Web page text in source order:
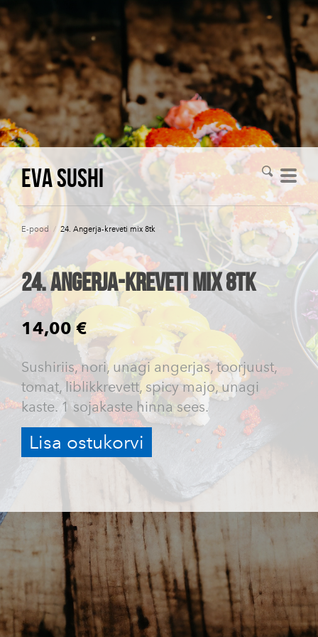
Eva Sushi
E-pood / 24. Angerja-kreveti mix 8tk
24. Angerja-kreveti mix 8tk
14,00 €
Sushiriis, nori, unagi angerjas, toorjuust,
tomat, liblikkrevett, spicy majo, unagi
kaste. 1 sojakaste hinna sees.
Lisa ostukorvi